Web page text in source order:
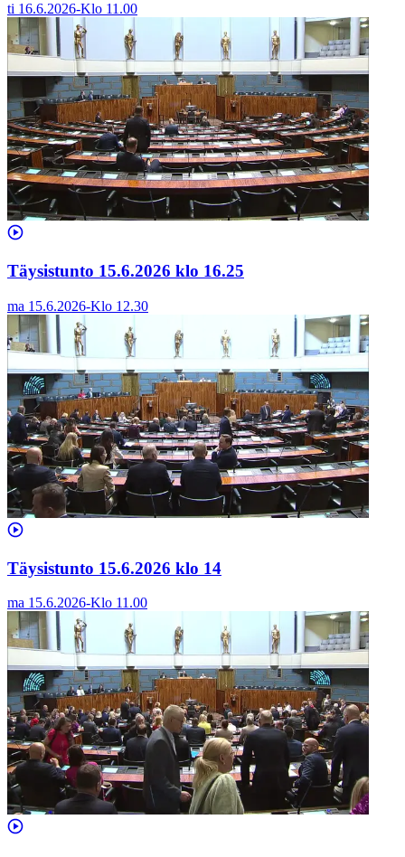
ti 16.6.2026-Klo 11.00
Täysistunto 15.6.2026 klo 16.25
ma 15.6.2026-Klo 12.30
Täysistunto 15.6.2026 klo 14
ma 15.6.2026-Klo 11.00